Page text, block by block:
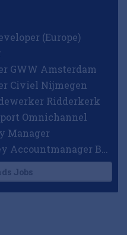
(Europe)
GWW Amsterdam
Civiel Nijmegen
Ridderkerk
Omnichannel
Manager
Jobs